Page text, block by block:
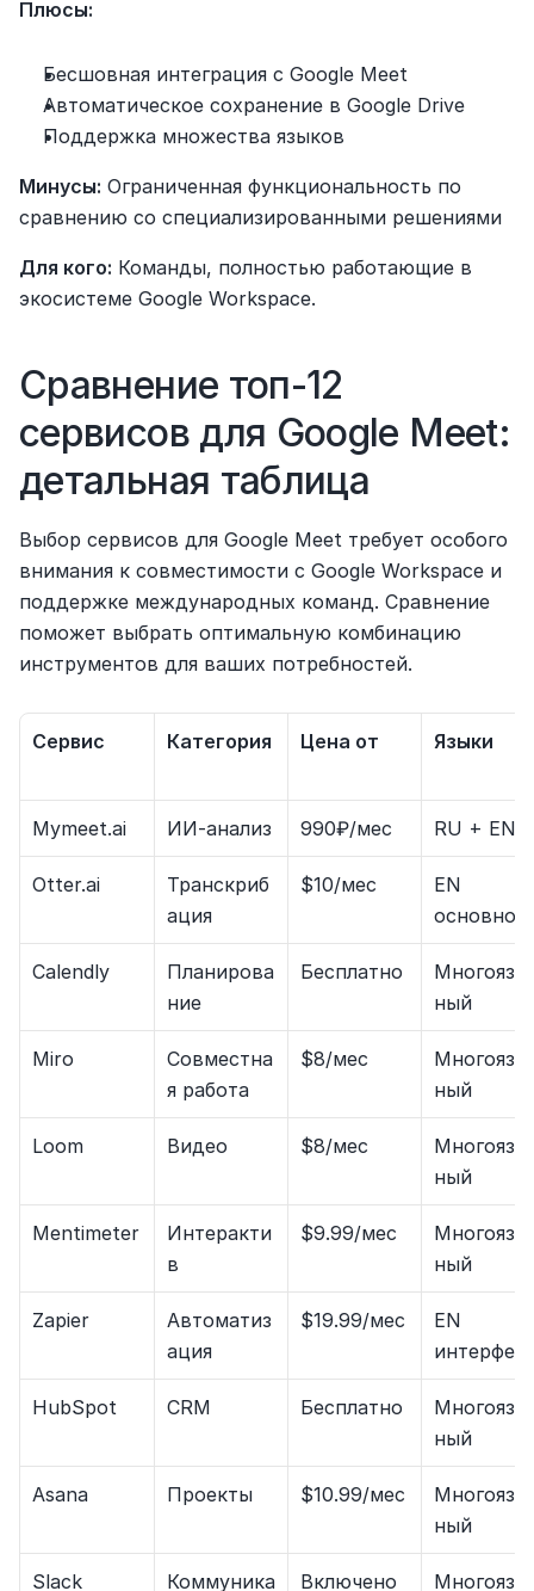
Плюсы:
Бесшовная интеграция с Google Meet
Автоматическое сохранение в Google Drive
Поддержка множества языков
Минусы: Ограниченная функциональность по
сравнению со специализированными решениями
Для кого: Команды, полностью работающие в
экосистеме Google Workspace.
Сравнение топ-12
сервисов для Google Meet:
детальная таблица
Выбор сервисов для Google Meet требует особого
внимания к совместимости с Google Workspace и
поддержке международных команд. Сравнение
поможет выбрать оптимальную комбинацию
инструментов для ваших потребностей.
Сервис Категория Цена от Языки
Mymeet.ai ИИ-анализ 990₽/мес RU + EN
Otter.ai
Транскриб
ация
$10/мес
EN
основной
Calendly
Планирова
ние
Бесплатно
ный
Miro
Совместна
я работа
$8/мес
ный
Loom Видео $8/мес
ный
Mentimeter
Интеракти
в
$9.99/мес
ный
Zapier
Автоматиз
ация
$19.99/мес
EN
HubSpot CRM Бесплатно
ный
Asana Проекты $10.99/мес
ный
Slack Коммуника Включено